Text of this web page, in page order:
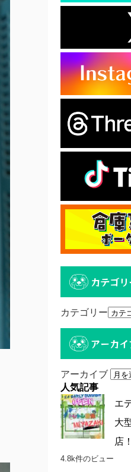
カテゴリ
カテゴリー
アーカ
アーカイブ
人気記事
エ
大
店
4.8k件のビュー